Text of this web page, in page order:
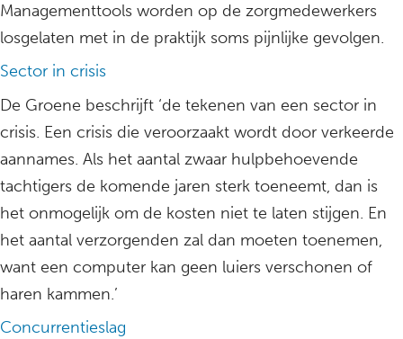
Managementtools worden op de zorgmedewerkers
losgelaten met in de praktijk soms pijnlijke gevolgen.
Sector in crisis
De Groene beschrijft ‘de tekenen van een sector in
crisis. Een crisis die veroorzaakt wordt door verkeerde
aannames. Als het aantal zwaar hulpbehoevende
tachtigers de komende jaren sterk toeneemt, dan is
het onmogelijk om de kosten niet te laten stijgen. En
het aantal verzorgenden zal dan moeten toenemen,
want een computer kan geen luiers verschonen of
haren kammen.’
Concurrentieslag